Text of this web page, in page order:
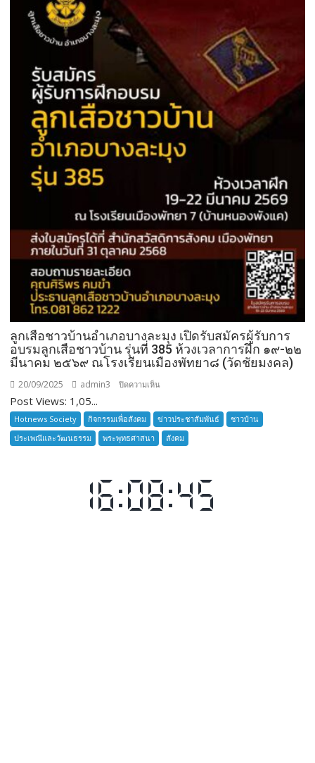
ลูกเสือชาวบ้านอำเภอบางละมุง เปิดรับสมัครผู้รับการ
อบรมลูกเสือชาวบ้าน รุ่นที่ 385 ห้วงเวลาการฝึก ๑๙-๒๒
มีนาคม ๒๕๖๙ ณโรงเรียนเมืองพัทยา๘ (วัดชัยมงคล)
20/09/2025 admin3 ปิดความเห็น
เสือ
ชาว
บ้าน
เปิด
รับ
Post Views: 1,05...
Hotnews Society กิจกรรมเพื่อสังคม ข่าวประชาสัมพันธ์
ชาวบ้าน
ประเพณีและวัฒนธรรม
พระพุทธศาสนา สังคม